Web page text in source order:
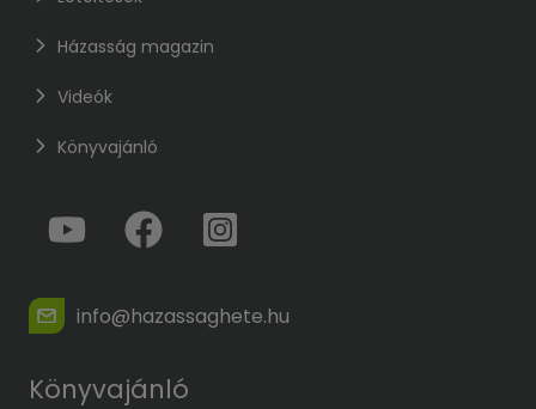
Házasság magazin
Videók
Könyvajánló
info@hazassaghete.hu
Könyvajánló